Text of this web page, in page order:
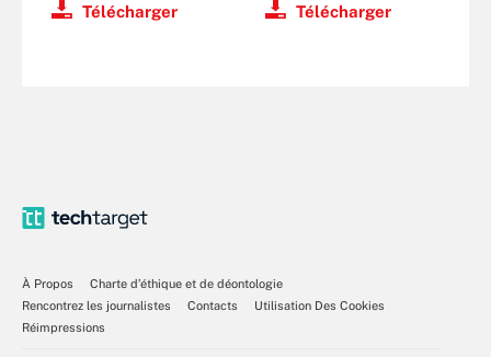
Télécharger Télécharger
À Propos
Charte d’éthique et de déontologie
Rencontrez les journalistes
Contacts
Utilisation Des Cookies
Réimpressions